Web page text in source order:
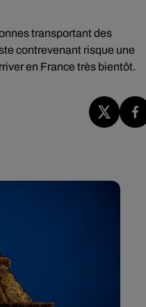
transportant des
contrevenant risque une
en France très bientôt.